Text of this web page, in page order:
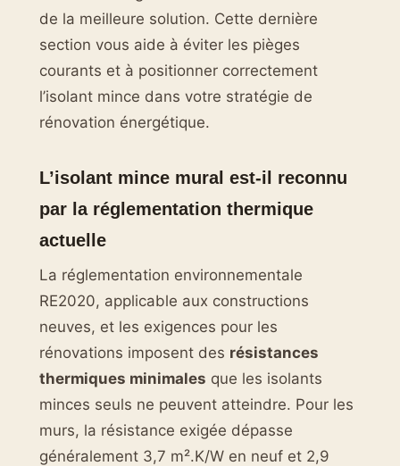
de la meilleure solution. Cette dernière
section vous aide à éviter les pièges
courants et à positionner correctement
l’isolant mince dans votre stratégie de
rénovation énergétique.
L’isolant mince mural est-il reconnu
par la réglementation thermique
actuelle
La réglementation environnementale
RE2020, applicable aux constructions
neuves, et les exigences pour les
rénovations imposent des résistances
thermiques minimales que les isolants
minces seuls ne peuvent atteindre. Pour les
murs, la résistance exigée dépasse
généralement 3,7 m².K/W en neuf et 2,9